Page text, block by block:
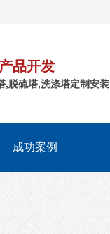
品开发
,脱硫塔,洗涤塔定制安装
成功案例